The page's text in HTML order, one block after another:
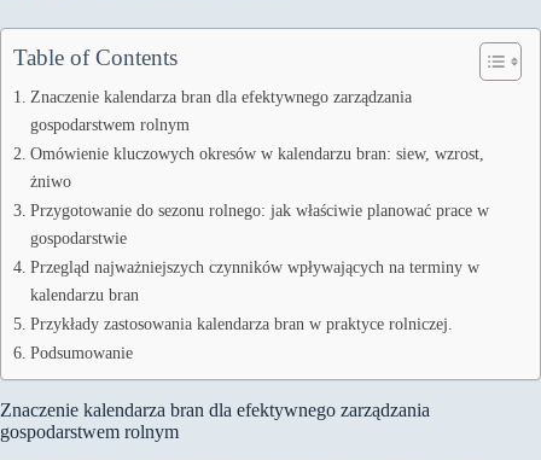
Table of Contents
Znaczenie kalendarza bran dla efektywnego zarządzania
gospodarstwem rolnym
Omówienie kluczowych okresów w kalendarzu bran: siew, wzrost,
żniwo
Przygotowanie do sezonu rolnego: jak właściwie planować prace w
gospodarstwie
Przegląd najważniejszych czynników wpływających na terminy w
kalendarzu bran
Przykłady zastosowania kalendarza bran w praktyce rolniczej.
Podsumowanie
Znaczenie kalendarza bran dla efektywnego zarządzania
gospodarstwem rolnym